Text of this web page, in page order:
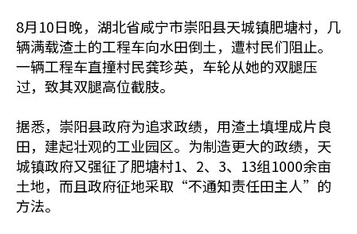
8月10日晚，湖北省咸宁市崇阳县天城镇肥塘村，几
辆满载渣土的工程车向水田倒土，遭村民们阻止。
一辆工程车直撞村民龚珍英，车轮从她的双腿压
过，致其双腿高位截肢。
据悉，崇阳县政府为追求政绩，用渣土填埋成片良
田，建起壮观的工业园区。为制造更大的政绩，天
城镇政府又强征了肥塘村1、2、3、13组1000余亩
土地，而且政府征地采取“不通知责任田主人”的
方法。